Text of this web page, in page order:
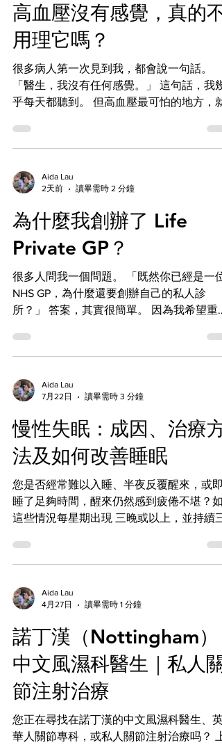
素留給真正需要的人。 醫療，有時候不是多
吃藥。 而是吃對藥。
高血壓沒有感覺，真的不
用理它嗎？
很多病人第一次見到我，都會說一句話。
「醫生，我沒有任何感覺。」 這句話，我幾
乎每天都聽到。 但高血壓最可怕的地方，就
字。 沉默的殺手。 你的血壓可能已經160、
170。 每天都在傷害你的血管。 可是，你一
都不知道。 慢慢地。 它增加中風。 心臟病
心臟衰竭。 腎衰竭。 甚至失智症的風險。
道： 原來自己高血壓很多年。 幸運的是。
規律運動。 改善睡眠。 必要時服藥。 都能
幅降低風險。 不要等到中風。 才開始量血
壓。
Aida Lau
2天前
讀畢需時 2 分鐘
為什麼我創辦了 Life
Private GP？
很多人問我一個問題。 「既然你已經是一位
NHS GP，為什麼還要創辦自己的私人診
所？」 答案，其實很簡單。 因為我希望重
當醫生已經十多年，從醫學院畢業後，在內
科、心臟科、呼吸科、精神科、婦產科及外
接受訓練，之後成為英國皇家全科醫學院會
（MRCGP），一直在 NHS 擔任 GP，同時也
了無數病人。 我仍然相信 NHS 是一個非常
不起的制度。 但是，我也親眼看見它所面對
的壓力。 每天都有愈來愈多病人需要幫助，
醫療需求不斷增加，而醫護人手卻十分緊張
很多 GP 每天需要看數十位病人。 每位病人
診症時間十分有限。 很多時候，醫生並不是
不想聽病人說，而是真的沒有足夠時間。 我
經常聽到病人說： 「醫生，我還有一個問
成一次診症。 真正好的醫療，是願意花時間
了解一個人。 了解他的生活。 了解他的家
庭。 了解他的擔心。 甚至了解那些，病人
知道該怎麼說出口的問題。 這就是我創辦 Li
Aida Lau
7月22日
讀畢需時 3 分鐘
慢性失眠：成因、治療方
法及如何改善睡眠
您是否經常難以入睡、半夜反覆醒來，或即
睡了足夠時間，醒來仍然感到疲倦不堪？如
這些情況每星期出現 三晚或以上，並持續三
Insomnia）。 慢性失眠在英國十分常見，不
但影響精神及工作表現，更可能對身心健康
成長遠影響。幸運的是，大部分失眠都可以
過適當的評估及治療得到改善。 慢性失眠的
病，而是其他健康問題所引起的症狀。 常見
原因包括： 壓力及焦慮 抑鬱症 更年期荷爾
變化 慢性疼痛 睡眠窒息症（睡眠呼吸中止
症） 不寧腿症候群 某些藥物的副作用 過量
取咖啡因或酒精 輪班工作或作息不規律 因
此，找出失眠的真正原因，往往是治療成功
關鍵。 為什麼良好的睡眠如此重要？ 睡眠
Aida Lau
4月27日
讀畢需時 1 分鐘
諾丁漢（Nottingham）
中文風濕科醫生｜私人關
節注射治療
您正在尋找在諾丁漢的中文風濕科醫生、英
華人關節專科，或私人關節注射治療吗？ 上